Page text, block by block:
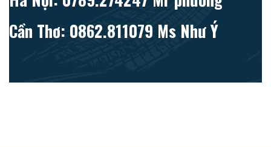
Cần Thơ: 0862.811079 Ms Như Ý